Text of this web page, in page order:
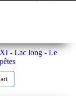
XI - Lac long - Le